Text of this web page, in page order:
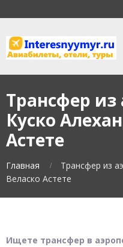
Трансфер из
Куско
Астете
Главная
Трансфер из
Веласко Астете
Ищете трансфер в